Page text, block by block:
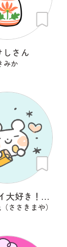
しさん
みか
チートデイ大好き！ゆるハムちゃん
ささきまや）